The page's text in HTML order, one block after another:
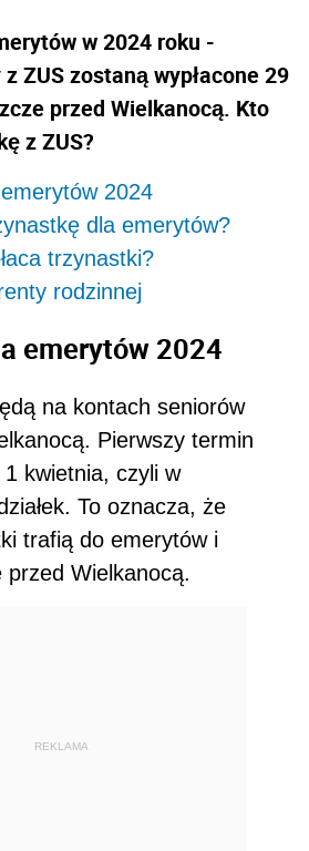
w 2024 roku -
ZUS zostaną wypłacone 29
przed Wielkanocą. Kto
z ZUS?
2024
dla emerytów?
trzynastki?
rodzinnej
emerytów 2024
na kontach seniorów
Pierwszy termin
kwietnia, czyli w
To oznacza, że
trafią do emerytów i
Wielkanocą.
REKLAMA